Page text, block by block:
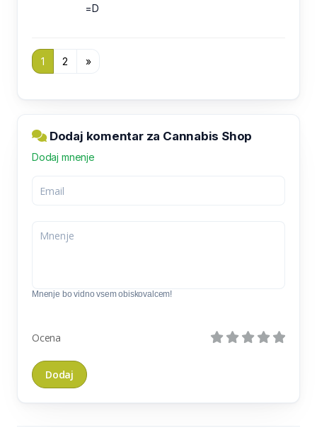
=D
1 2 »
Dodaj komentar za Cannabis Shop
Dodaj mnenje
Mnenje bo vidno vsem obiskovalcem!
Ocena